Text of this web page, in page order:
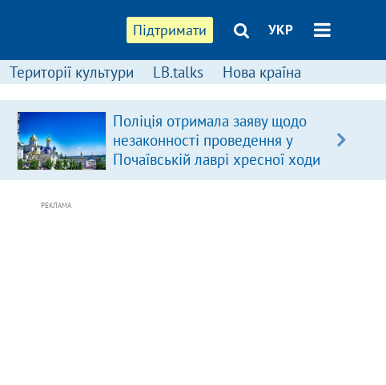
Підтримати УКР
Території культури LB.talks Нова країна
Поліція отримала заяву щодо
незаконності проведення у
Почаївській лаврі хресної ходи
РЕКЛАМА